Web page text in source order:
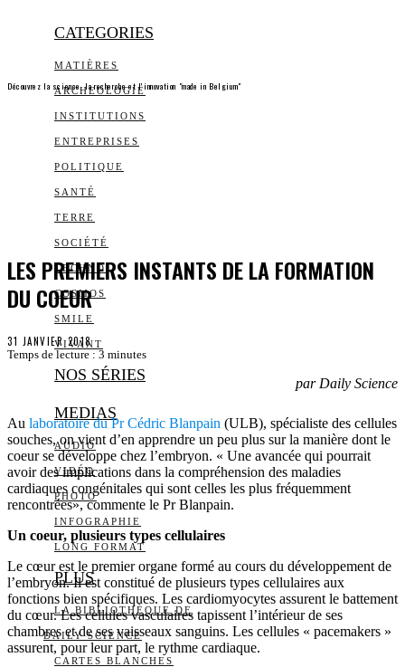
CATEGORIES
MATIÈRES
ARCHEOLOGIE
INSTITUTIONS
ENTREPRISES
POLITIQUE
SANTÉ
TERRE
SOCIÉTÉ
TECHNO
COSMOS
SMILE
VIVANT
NOS SÉRIES
MEDIAS
AUDIO
VIDÉO
PHOTO
INFOGRAPHIE
LONG FORMAT
PLUS
LA BIBLIOTHÈQUE DE
DAILY SCIENCE
CARTES BLANCHES
Découvrez la science, la recherche et l’innovation "made in Belgium"
LES PREMIERS INSTANTS DE LA FORMATION
DU COEUR
31 JANVIER 2018
Temps de lecture : 3 minutes
par Daily Science
Au laboratoire du Pr Cédric Blanpain (ULB), spécialiste des cellules
souches, on vient d’en apprendre un peu plus sur la manière dont le
coeur se développe chez l’embryon. « Une avancée qui pourrait
avoir des implications dans la compréhension des maladies
cardiaques congénitales qui sont celles les plus fréquemment
rencontrées», commente le Pr Blanpain.
Un coeur, plusieurs types cellulaires
Le cœur est le premier organe formé au cours du développement de
l’embryon. Il est constitué de plusieurs types cellulaires aux
fonctions bien spécifiques. Les cardiomyocytes assurent le battement
du cœur. Les cellules vasculaires tapissent l’intérieur de ses
chambres et de ses vaisseaux sanguins. Les cellules « pacemakers »
assurent, pour leur part, le rythme cardiaque.